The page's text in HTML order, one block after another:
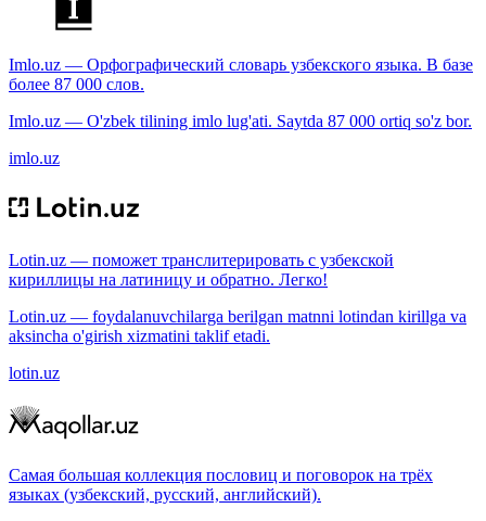
Imlo.uz — Орфографический словарь узбекского языка. В базе
более 87 000 слов.
Imlo.uz — O'zbek tilining imlo lug'ati. Saytda 87 000 ortiq so'z bor.
imlo.uz
Lotin.uz — поможет транслитерировать с узбекской
кириллицы на латиницу и обратно. Легко!
Lotin.uz — foydalanuvchilarga berilgan matnni lotindan kirillga va
aksincha o'girish xizmatini taklif etadi.
lotin.uz
Самая большая коллекция пословиц и поговорок на трёх
языках (узбекский, русский, английский).